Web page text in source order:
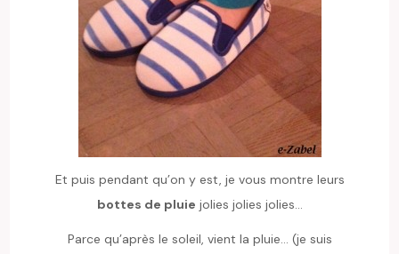
Et puis pendant qu’on y est, je vous montre leurs
bottes de pluie jolies jolies jolies…
Parce qu’après le soleil, vient la pluie… (je suis